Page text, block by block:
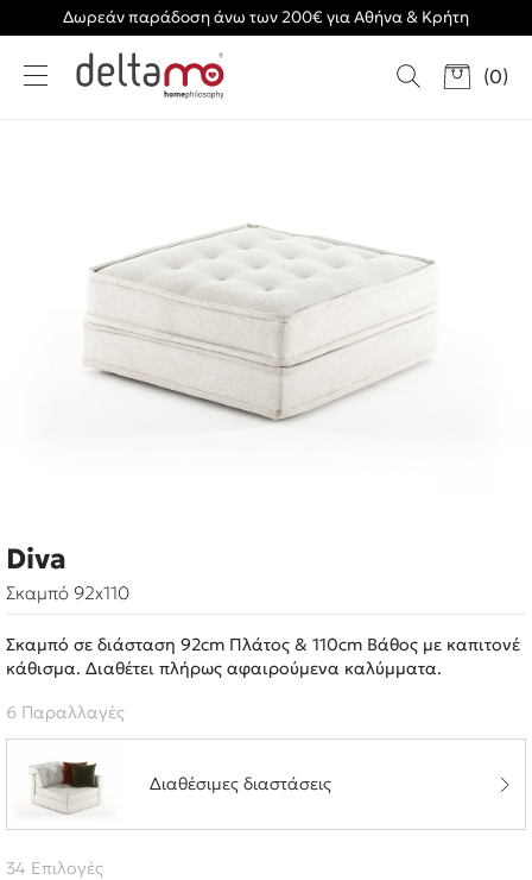
Δωρεάν παράδοση άνω των 200€ για Αθήνα & Κρήτη
(0)
Diva
Σκαμπό 92x110
Σκαμπό σε διάσταση 92cm Πλάτος & 110cm Βάθος με καπιτονέ
κάθισμα. Διαθέτει πλήρως αφαιρούμενα καλύμματα.
6 Παραλλαγές
Διαθέσιμες διαστάσεις
34 Επιλογές